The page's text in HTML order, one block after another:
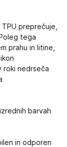
preprečuje,
tega
prahu in litine,
roki nedrseča
barvah
in odporen